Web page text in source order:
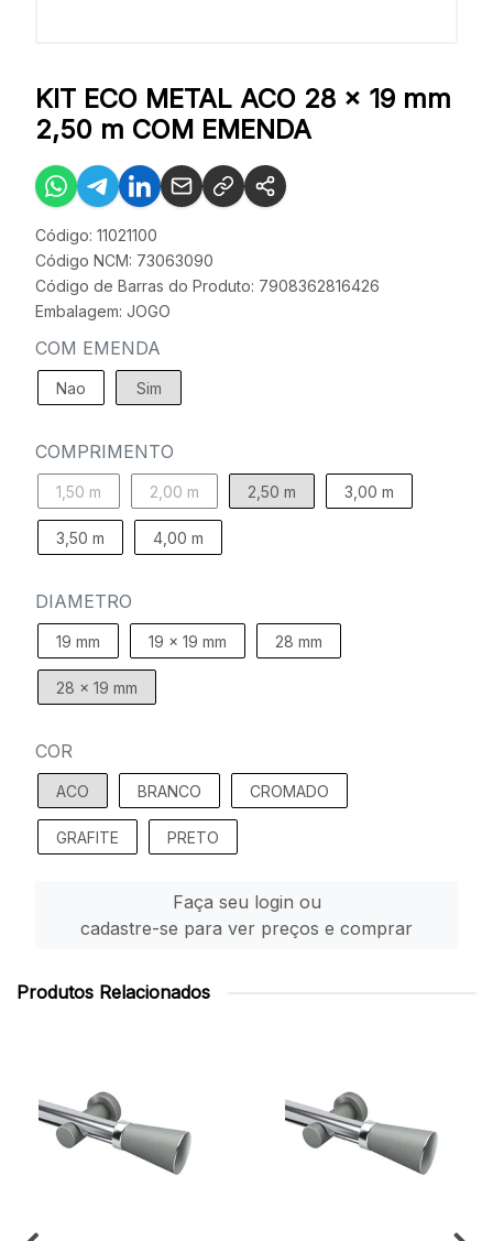
KIT ECO METAL ACO 28 x 19 mm
2,50 m COM EMENDA
Código: 11021100
Código NCM: 73063090
Código de Barras do Produto: 7908362816426
Embalagem: JOGO
COM EMENDA
Nao Sim
COMPRIMENTO
1,50 m 2,00 m 2,50 m 3,00 m
3,50 m 4,00 m
DIAMETRO
19 mm 19 x 19 mm 28 mm
28 x 19 mm
COR
ACO BRANCO CROMADO
GRAFITE PRETO
Faça seu login ou
cadastre-se para ver preços e comprar
Produtos Relacionados